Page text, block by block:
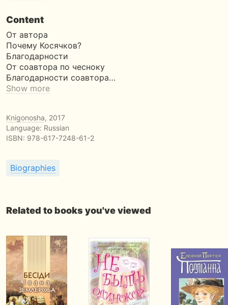
Content
От автора
Почему Косячков?
Благодарности
От соавтора по чесноку
Благодарности соавтора…
Show more
Knigonosha, 2017
Language: Russian
ISBN: 978-617-7248-61-2
Biographies
Related to books you've viewed